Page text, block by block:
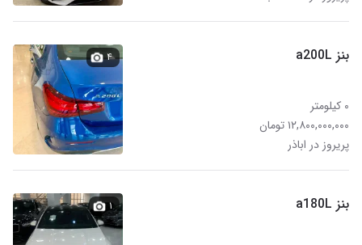
بنز a200L
۰ کیلومتر
۱۲,۸۰۰,۰۰۰,۰۰۰ تومان
پریروز در اباذر
۴
بنز a180L ۱